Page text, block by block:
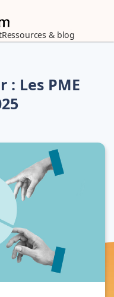
Ressources & blog
: Les PME